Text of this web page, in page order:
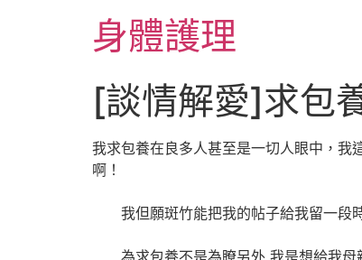
身體護理
[談情解愛]求包
我求包養在良多人甚至是一切人眼中，
啊！
我但願斑竹能把我的帖子給我留一段時
為求包養不是為瞭另外 我是想給我母